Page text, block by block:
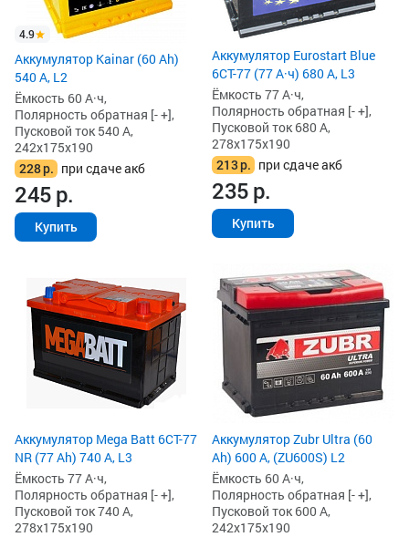
4.9
Аккумулятор Kainar (60 Ah)
540 А, L2
Ёмкость 60 А·ч,
Полярность обратная [- +],
Пусковой ток 540 А,
242x175x190
228р. при сдаче акб
245р.
Купить
Аккумулятор Eurostart Blue
6CT-77 (77 А·ч) 680 А, L3
Ёмкость 77 А·ч,
Полярность обратная [- +],
Пусковой ток 680 А,
278x175x190
213р. при сдаче акб
235р.
Купить
Аккумулятор Mega Batt 6CT-77
NR (77 Ah) 740 А, L3
Ёмкость 77 А·ч,
Полярность обратная [- +],
Пусковой ток 740 А,
278x175x190
Аккумулятор Zubr Ultra (60
Ah) 600 А, (ZU600S) L2
Ёмкость 60 А·ч,
Полярность обратная [- +],
Пусковой ток 600 А,
242x175x190